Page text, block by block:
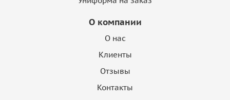
О компании
О нас
Клиенты
Отзывы
Контакты